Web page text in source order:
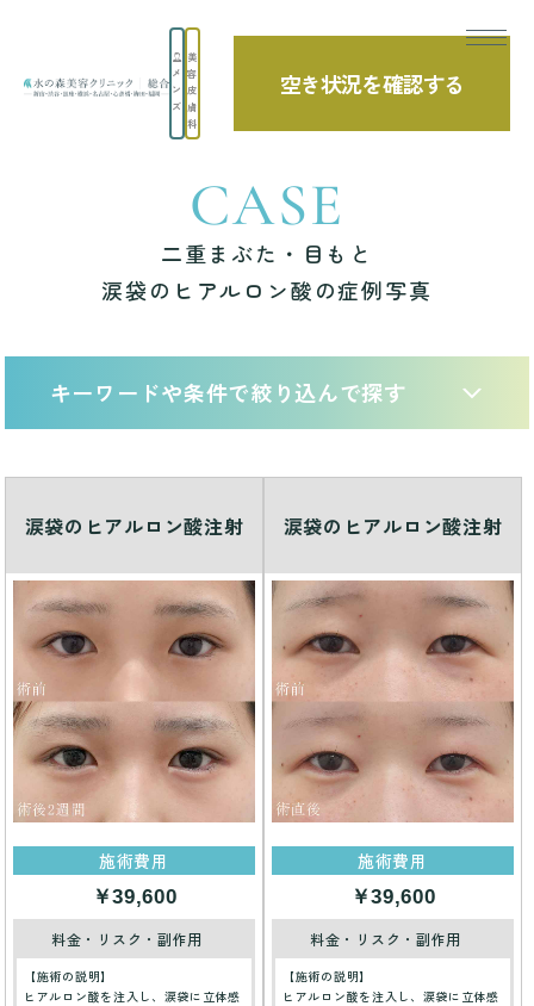
メ
ン
ズ
美
容
皮
膚
科
空き状況を確認する
TOP 症例写真 二重まぶた・目もと 涙袋のヒアルロン酸の症例写真
CASE
二重まぶた・目もと
涙袋のヒアルロン酸の症例写真
キーワードや条件で絞り込んで探す
涙袋のヒアルロン酸注射
施術費用
￥39,600
料金・リスク・副作用
【施術の説明】
ヒアルロン酸を注入し、涙袋に立体感
涙袋のヒアルロン酸注射
施術費用
￥39,600
料金・リスク・副作用
【施術の説明】
ヒアルロン酸を注入し、涙袋に立体感